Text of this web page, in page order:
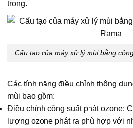
trọng.
Cấu tạo của máy xử lý mùi bằng
Các tính năng điều chỉnh thông
mùi bao gồm:
Điều chỉnh công suất phát ozone:
lượng ozone phát ra phù hợp với